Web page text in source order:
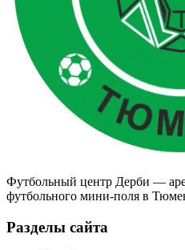
Футбольный центр Дерби —
футбольного мини-поля в
Разделы сайта